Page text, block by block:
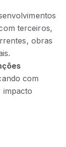
terceiros,
obras
com
impacto